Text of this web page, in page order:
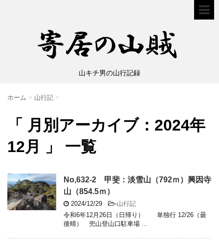
山キチ男の山行記録
ホーム > 山行記 >
「 月別アーカイブ：2024年
12月 」 一覧
No,632-2 甲斐：淡雪山（792ｍ）興因寺
山（854.5ｍ）
2024/12/29 -山行記
令和6年12月26日（日帰り） 単独行 12/26（曇
後晴） 兜山登山口駐車場 ...